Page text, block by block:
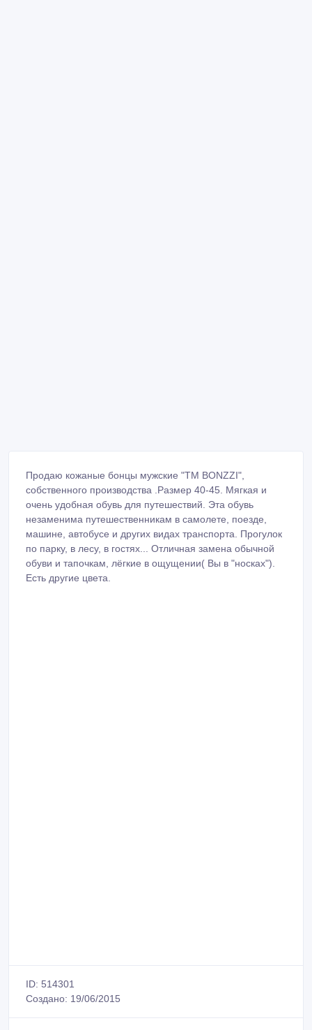
Продаю кожаные бонцы мужские "TM BONZZI",
собственного производства .Размер 40-45. Мягкая и
очень удобная обувь для путешествий. Эта обувь
незаменима путешественникам в самолете, поезде,
машине, автобусе и других видах транспорта. Прогулок
по парку, в лесу, в гостях... Отличная замена обычной
обуви и тапочкам, лёгкие в ощущении( Вы в "носках").
Есть другие цвета.
ID: 514301
Создано: 19/06/2015